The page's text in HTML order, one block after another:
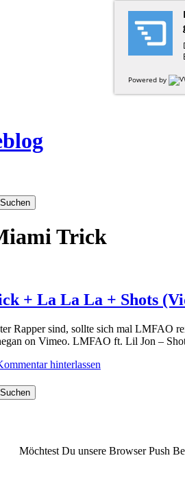
Trick
+ La La La + Shots
Rapper sind, sollte sich mal
on Vimeo. LMFAO ft. Lil Jon –
hinterlassen
Möchtest Du unsere Browser Push
Powered by